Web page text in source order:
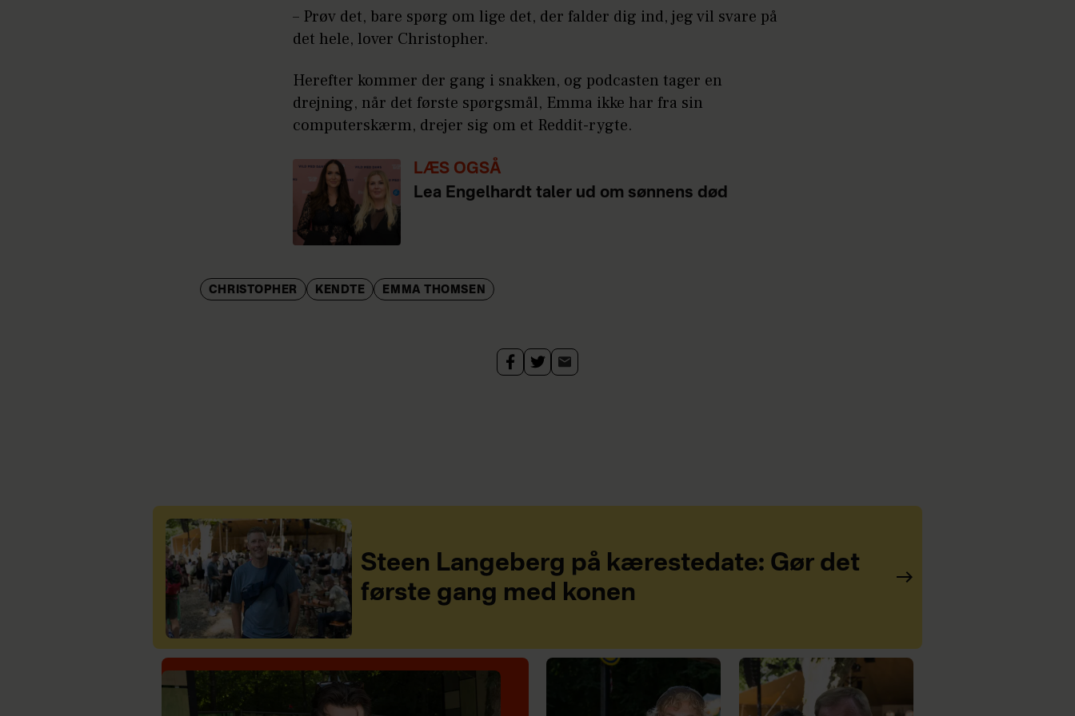
– Prøv det, bare spørg om lige det, der falder dig ind, jeg vil svare på
det hele, lover Christopher.
Herefter kommer der gang i snakken, og podcasten tager en
drejning, når det første spørgsmål, Emma ikke har fra sin
computerskærm, drejer sig om et Reddit-rygte.
LÆS OGSÅ
Lea Engelhardt taler ud om sønnens død
CHRISTOPHER KENDTE EMMA THOMSEN
Steen Langeberg på kærestedate: Gør det
første gang med konen